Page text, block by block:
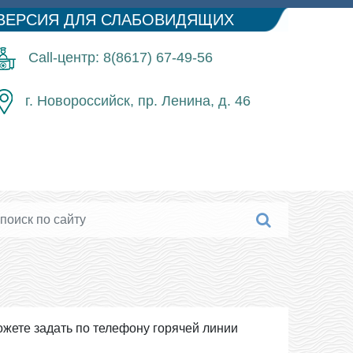
ДЛЯ СЛАБОВИДЯЩИХ
Call-центр: 8(8617) 67-49-56
г. Новороссийск, пр. Ленина, д. 46
задать по телефону горячей линии